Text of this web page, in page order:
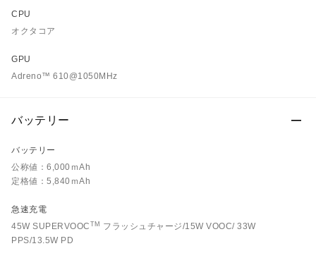
CPU
オクタコア
GPU
Adreno™ 610@1050MHz
バッテリー
バッテリー
公称値：6,000ｍAh
定格値：5,840ｍAh
急速充電
45W SUPERVOOC TM
フラッシュチャージ/15W VOOC/ 33W
PPS/13.5W PD